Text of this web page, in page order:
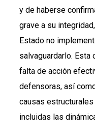
y de haberse
grave a su
Estado no
salvaguardarlo.
falta de acción
defensoras, así
causas
incluidas las